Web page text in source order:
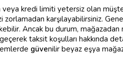
kredi limiti yetersiz olan
zorlamadan karşılayabilirsiniz.
Ancak bu durum, mağazadan
taksit koşulları hakkında
güvenilir beyaz eşya